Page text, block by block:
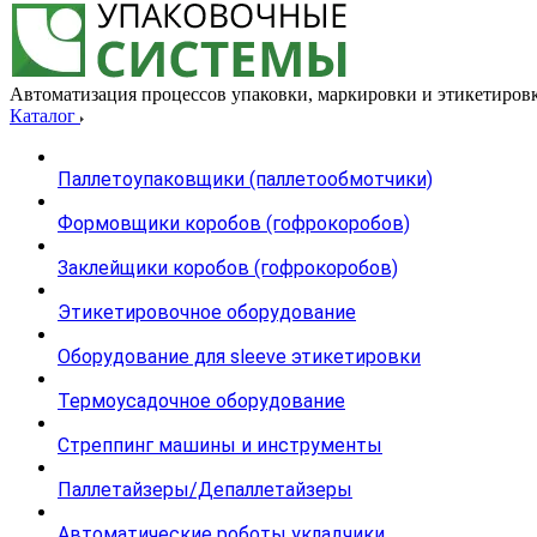
Автоматизация процессов упаковки, маркировки и
Каталог
Паллетоупаковщики (паллетообмотчики)
Формовщики коробов (гофрокоробов)
Заклейщики коробов (гофрокоробов)
Этикетировочное оборудование
Оборудование для sleeve этикетировки
Термоусадочное оборудование
Стреппинг машины и инструменты
Паллетайзеры/Депаллетайзеры